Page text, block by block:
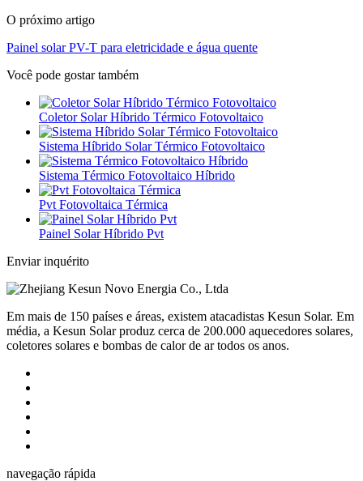
O próximo artigo
Painel solar PV-T para eletricidade e água quente
Você pode gostar também
Coletor Solar Híbrido Térmico Fotovoltaico
Sistema Híbrido Solar Térmico Fotovoltaico
Sistema Térmico Fotovoltaico Híbrido
Pvt Fotovoltaica Térmica
Painel Solar Híbrido Pvt
Enviar inquérito
Em mais de 150 países e áreas, existem atacadistas Kesun Solar. Em
média, a Kesun Solar produz cerca de 200.000 aquecedores solares,
coletores solares e bombas de calor de ar todos os anos.
navegação rápida